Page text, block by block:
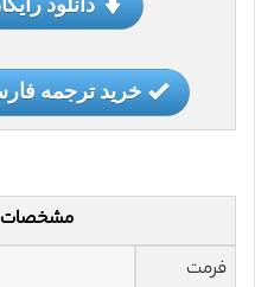
خرید ترجمه
مشخصات
فرمت